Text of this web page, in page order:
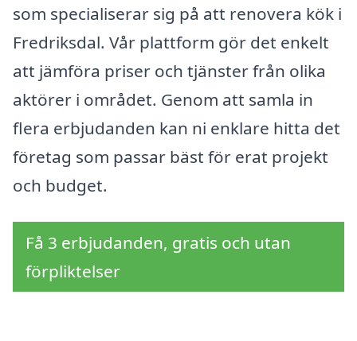
som specialiserar sig på att renovera kök i
Fredriksdal. Vår plattform gör det enkelt
att jämföra priser och tjänster från olika
aktörer i området. Genom att samla in
flera erbjudanden kan ni enklare hitta det
företag som passar bäst för erat projekt
och budget.
Få 3 erbjudanden, gratis och utan
förpliktelser